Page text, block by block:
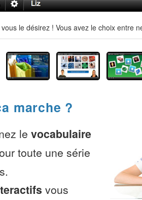
le désirez ! Vous avez le choix entre
marche ?
le vocabulaire
toute une série
vous